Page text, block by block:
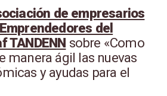
de empresarios
del
TANDENN sobre «Como
manera ágil las nuevas
y ayudas para el